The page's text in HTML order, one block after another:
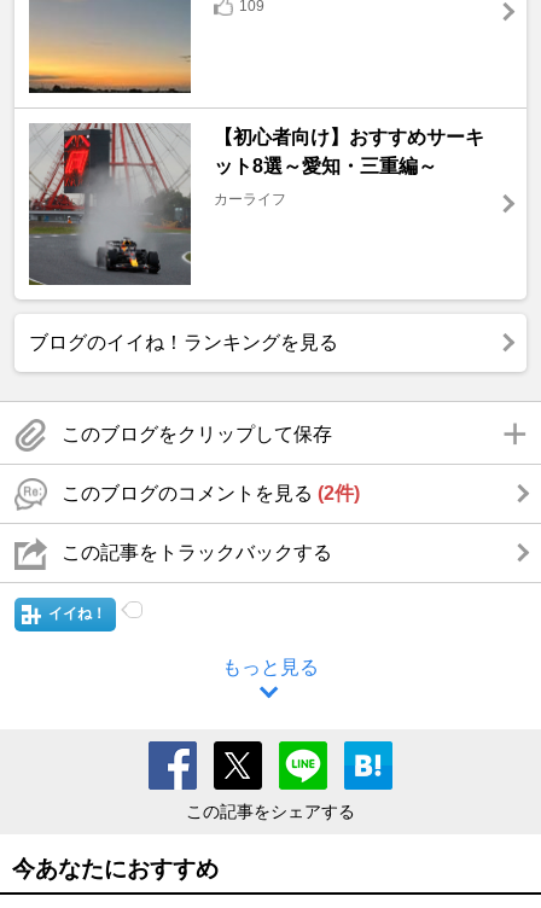
109
【初心者向け】おすすめサーキ
ット8選～愛知・三重編～
カーライフ
ブログのイイね！ランキングを見る
このブログをクリップして保存
このブログのコメントを見る (2件)
この記事をトラックバックする
イイね！
もっと見る
この記事をシェアする
今あなたにおすすめ